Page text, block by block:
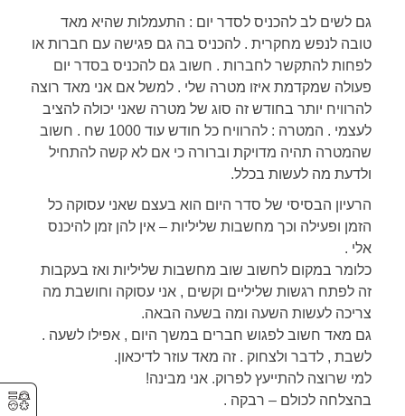
גם לשים לב להכניס לסדר יום : התעמלות שהיא מאד
טובה לנפש מחקרית . להכניס בה גם פגישה עם חברות או
לפחות להתקשר לחברות . חשוב גם להכניס בסדר יום
פעולה שמקדמת איזו מטרה שלי . למשל אם אני מאד רוצה
להרוויח יותר בחודש זה סוג של מטרה שאני יכולה להציב
לעצמי . המטרה : להרוויח כל חודש עוד 1000 שח . חשוב
שהמטרה תהיה מדויקת וברורה כי אם לא קשה להתחיל
ולדעת מה לעשות בכלל.
הרעיון הבסיסי של סדר היום הוא בעצם שאני עסוקה כל
הזמן ופעילה וכך מחשבות שליליות – אין להן זמן להיכנס
אלי .
כלומר במקום לחשוב שוב מחשבות שליליות ואז בעקבות
זה לפתח רגשות שליליים וקשים , אני עסוקה וחושבת מה
צריכה לעשות השעה ומה בשעה הבאה.
גם מאד חשוב לפגוש חברים במשך היום , אפילו לשעה .
לשבת , לדבר ולצחוק . זה מאד עוזר לדיכאון.
למי שרוצה להתייעץ לפרוק. אני מבינה!
בהצלחה לכולם – רבקה .
⚥︎